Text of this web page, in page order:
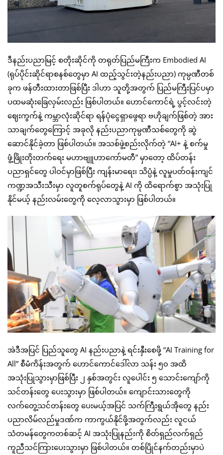
ဒီနည်းပညာမြင့် စတိုးဆိုင်ကို တရုတ်ပြည်မကြီးက Embodied AI
(ရုပ်ပိုင်းဆိုင်ရာစနစ်တွေမှာ AI ထည့်သွင်းတဲ့နည်းပညာ) ကုမ္ပဏီတစ်
ခုက ဖန်တီးထားတာဖြစ်ပြီး ဒါဟာ သူတို့အတွက် ပြည်မကြီးပြင်ပမှာ
ပထမဆုံးခြေလှမ်းလည်း ဖြစ်ပါတယ်။ ဟောင်ကောင်ရဲ့ ပွင့်လင်းတဲ့
ဈေးကွက်နဲ့ ကမ္ဘာလုံးဆိုင်ရာ ရန်ပုံငွေရှာဖွေရာ ဗဟိုချက်ဖြစ်တဲ့ အား
သာချက်တွေကြောင့် အခုလို နည်းပညာကုမ္ပဏီသစ်တွေကို ဆွဲ
ဆောင်နိုင်ခဲ့တာ ဖြစ်ပါတယ်။ အသစ်ဖွဲ့စည်းလိုက်တဲ့ “AI+ နဲ့ စက်မှု
ဖွံ့ဖြိုးတိုးတက်ရေး မဟာဗျူဟာကော်မတီ” မှာတော့ ထိပ်တန်း
ပညာရှင်တွေ ပါဝင်မှာဖြစ်ပြီး ကျန်းမာရေး၊ သိပ္ပံနဲ့ လူမှုပတ်ဝန်းကျင်
ကဏ္ဍအသီးသီးမှာ လူတူစက်ရုပ်တွေနဲ့ AI ကို ထိရောက်စွာ အသုံးပြု
နိုင်မယ့် နည်းလမ်းတွေကို လေ့လာသွားမှာ ဖြစ်ပါတယ်။
အဲဒီအပြင် ပြည်သူတွေ AI နည်းပညာနဲ့ ရင်းနှီးစေဖို့ “AI Training for
All” စီမံကိန်းအတွက် ဟောင်ကောင်ဒေါ်လာ သန်း ၅၀ အထိ
အသုံးပြုသွားမှာဖြစ်ပြီး ၂ နှစ်အတွင်း လူပေါင်း ၅ သောင်းကျော်ကို
သင်တန်းတွေ ပေးသွားမှာ ဖြစ်ပါတယ်။ ကျောင်းသားတွေကို
လက်တွေ့သင်တန်းတွေ ပေးမယ့်အပြင် သက်ကြီးရွယ်အိုတွေ နည်း
ပညာလိမ်လည်မှုဒဏ်က ကာကွယ်နိုင်ဖို့အတွက်လည်း လူငယ်
သံတမန်တွေကတစ်ဆင့် AI အသုံးပြုနည်းကို စိတ်ရှည်လက်ရှည်
ကူညီသင်ကြားပေးသွားမှာ ဖြစ်ပါတယ်။ တစ်ပြိုင်နက်တည်းမှာပဲ